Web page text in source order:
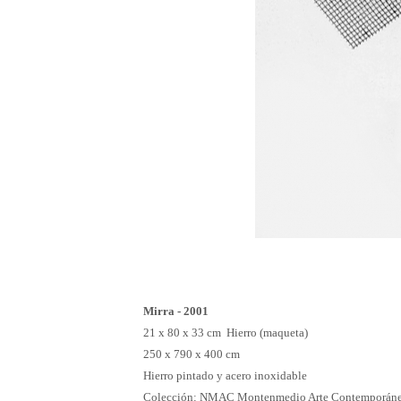
Mirra - 2001
21 x 80 x 33 cm Hierro (maqueta)
250 x 790 x 400 cm
Hierro pintado y acero inoxidable
Colección: NMAC Montenmedio Arte